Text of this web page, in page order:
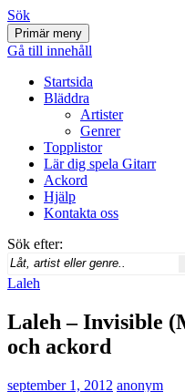
Svenskatabs.se
Sök
Primär meny
Gå till innehåll
Startsida
Bläddra
Artister
Genrer
Topplistor
Lär dig spela Gitarr
Ackord
Hjälp
Kontakta oss
Sök efter:
Laleh
Laleh – Invisible
och ackord
september 1, 2012 anonym